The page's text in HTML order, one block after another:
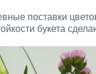
поставки
букета